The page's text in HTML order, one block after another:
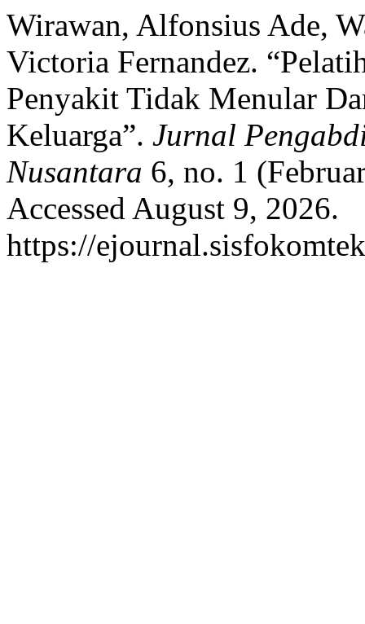
Wirawan, Alfonsius Ade,
Victoria Fernandez.
Penyakit Tidak Menular
Keluarga”. Jurnal
Nusantara 6, no. 1
Accessed August 9, 2026.
https://